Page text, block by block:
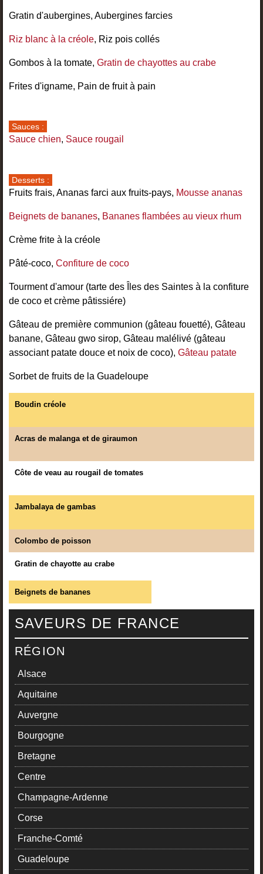
Gratin d'aubergines, Aubergines farcies
Riz blanc à la créole, Riz pois collés
Gombos à la tomate, Gratin de chayottes au crabe
Frites d'igname, Pain de fruit à pain
Sauces :
Sauce chien, Sauce rougail
Desserts :
Fruits frais, Ananas farci aux fruits-pays, Mousse ananas
Beignets de bananes, Bananes flambées au vieux rhum
Crème frite à la créole
Pâté-coco, Confiture de coco
Tourment d'amour (tarte des Îles des Saintes à la confiture
de coco et crème pâtissiére)
Gâteau de première communion (gâteau fouetté), Gâteau
banane, Gâteau gwo sirop, Gâteau malélivé (gâteau
associant patate douce et noix de coco), Gâteau patate
Sorbet de fruits de la Guadeloupe
Boudin créole
Acras de malanga et de giraumon
Côte de veau au rougail de tomates
Jambalaya de gambas
Colombo de poisson
Gratin de chayotte au crabe
Beignets de bananes
SAVEURS DE FRANCE
RÉGION
Alsace
Aquitaine
Auvergne
Bourgogne
Bretagne
Centre
Champagne-Ardenne
Corse
Franche-Comté
Guadeloupe